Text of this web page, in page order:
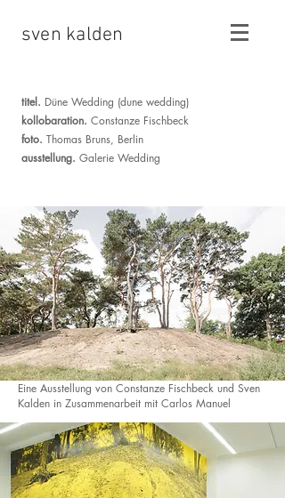
sven kalden
titel. Düne Wedding (dune wedding)
kollobaration. Constanze Fischbeck
foto. Thomas Bruns, Berlin
ausstellung. Galerie Wedding
Eine Ausstellung von Constanze Fischbeck und Sven
Kalden in Zusammenarbeit mit Carlos Manuel